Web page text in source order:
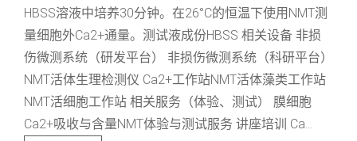
HBSS溶液中培养30分钟。在26°C的恒温下使用NMT测
量细胞外Ca2+通量。测试液成份HBSS 相关设备 非损
伤微测系统（研发平台） 非损伤微测系统（科研平台）
NMT活体生理检测仪 Ca2+工作站NMT活体藻类工作站
NMT活细胞工作站 相关服务（体验、测试） 膜细胞
Ca2+吸收与含量NMT体验与测试服务 讲座培训 Ca...